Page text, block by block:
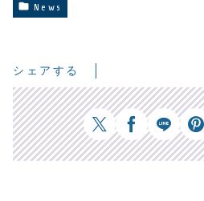
News
シェアする